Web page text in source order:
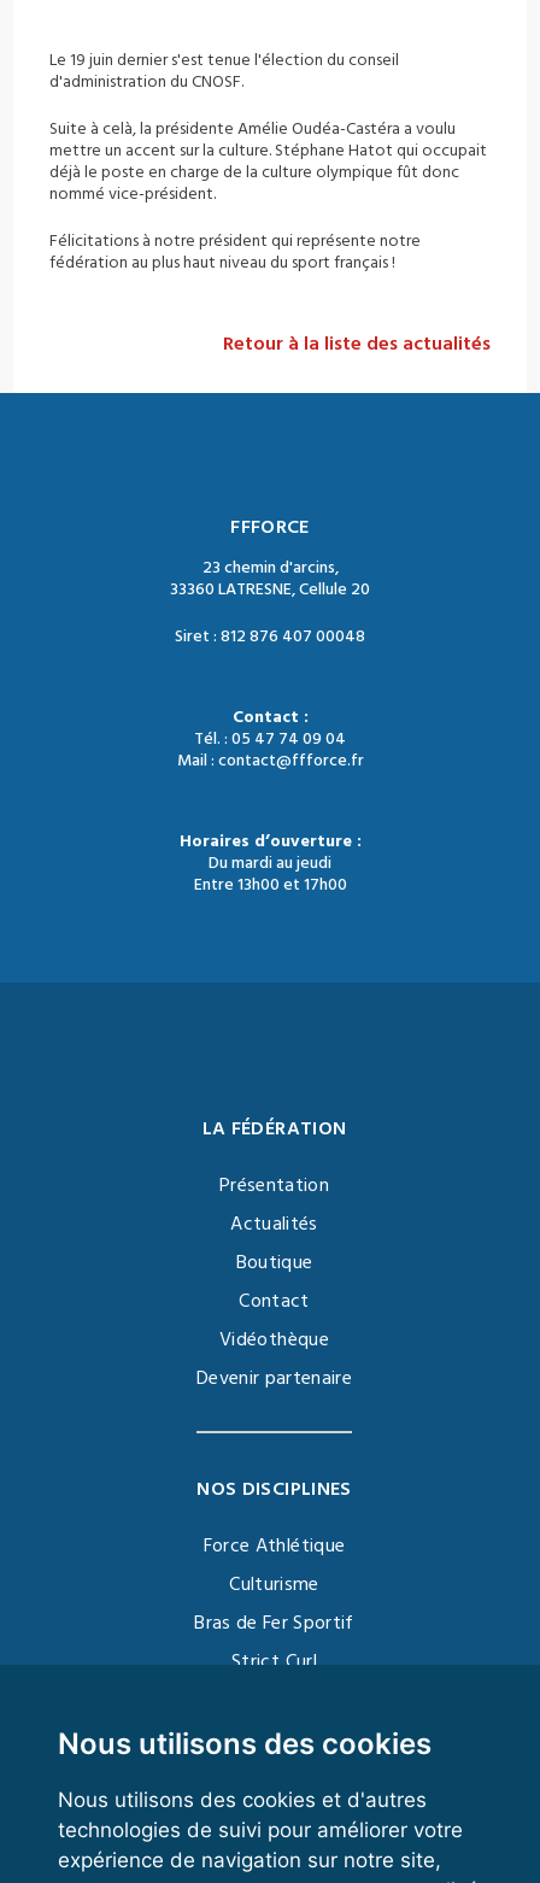
Nous utilisons des cookies
Nous utilisons des cookies et d'autres
technologies de suivi pour améliorer votre
expérience de navigation sur notre site,
Le 19 juin dernier s'est tenue l'élection du conseil
d'administration du CNOSF.
Suite à celà, la présidente Amélie Oudéa-Castéra a voulu
mettre un accent sur la culture. Stéphane Hatot qui occupait
déjà le poste en charge de la culture olympique fût donc
nommé vice-président.
Félicitations à notre président qui représente notre
fédération au plus haut niveau du sport français !
Retour à la liste des actualités
FFFORCE
23 chemin d'arcins,
33360 LATRESNE, Cellule 20
Siret : 812 876 407 00048
Contact :
Tél. : 05 47 74 09 04
Mail : contact@ffforce.fr
Horaires d’ouverture :
Du mardi au jeudi
Entre 13h00 et 17h00
LA FÉDÉRATION
Présentation
Actualités
Boutique
Contact
Vidéothèque
Devenir partenaire
NOS DISCIPLINES
Force Athlétique
Culturisme
Bras de Fer Sportif
Strict Curl
Kettlebell
VOS ESPACES